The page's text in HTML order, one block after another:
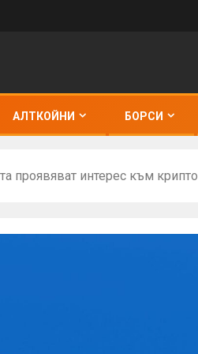
АЛТКОЙНИ БОРСИ
проявяват интерес към крипто